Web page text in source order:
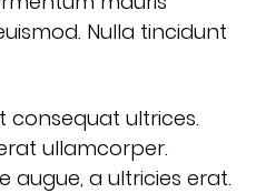
Nulla tincidunt
consequat ultrices.
ullamcorper.
augue, a ultricies erat.